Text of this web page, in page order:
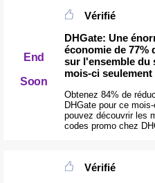
End
Soon
Vérifié
DHGate: Une
économie de 77%
sur l'ensemble du
mois-ci seulement
Obtenez 84% de
DHGate pour ce
pouvez découvrir les
codes promo chez
Vérifié